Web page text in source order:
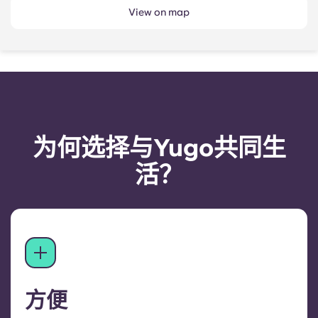
View on map
为何选择与Yugo共同生
活？
方便